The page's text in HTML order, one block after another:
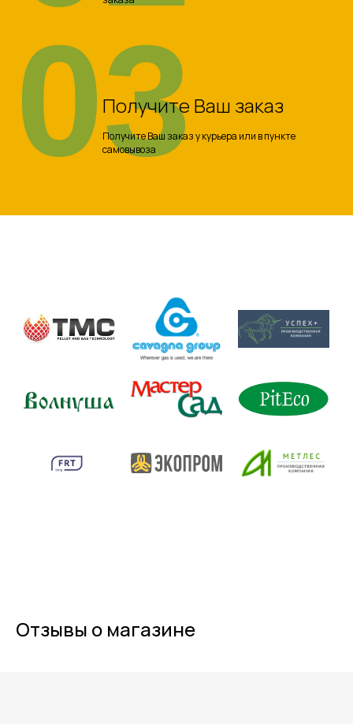
Получите Ваш заказ
Получите Ваш заказ у курьера или в пункте
самовывоза
03
Отзывы о магазине